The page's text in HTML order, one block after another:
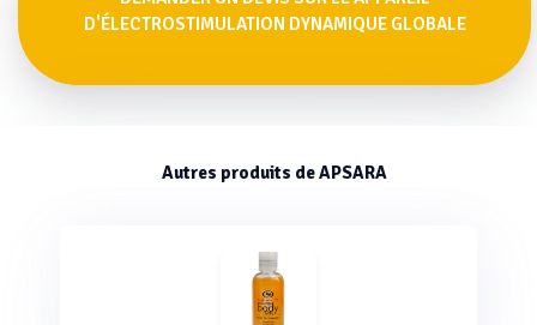
D'ÉLECTROSTIMULATION DYNAMIQUE GLOBALE
Autres produits de APSARA